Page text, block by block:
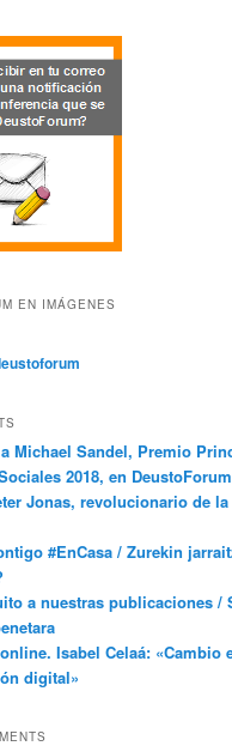
EN IMÁGENES
Michael Sandel, Premio
2018, en DeustoForum
Jonas, revolucionario de
#EnCasa / Zurekin
a nuestras publicaciones /
Isabel Celaá: «Cambio
digital»